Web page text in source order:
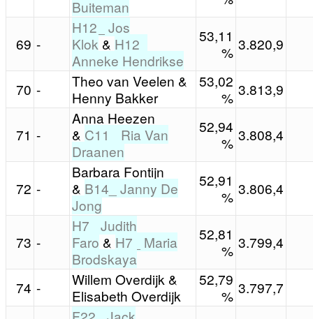
Buiteman
69 -
H12_ Jos
Klok & H12_
Anneke Hendrikse
53,11
% 3.820,9
70 -
Theo van Veelen &
Henny Bakker
53,02
% 3.813,9
71 -
Anna Heezen
& C11_ Ria Van
Draanen
52,94
% 3.808,4
72 -
Barbara Fontijn
& B14_ Janny De
Jong
52,91
% 3.806,4
73 -
H7_ Judith
Faro & H7_ Maria
Brodskaya
52,81
% 3.799,4
74 -
Willem Overdijk &
Elisabeth Overdijk
52,79
% 3.797,7